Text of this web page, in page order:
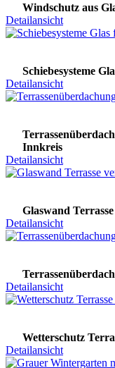
Windschutz aus
Detailansicht
Schiebesysteme
Detailansicht
Innkreis
Detailansicht
Glaswand
Detailansicht
Detailansicht
Wetterschutz
Detailansicht